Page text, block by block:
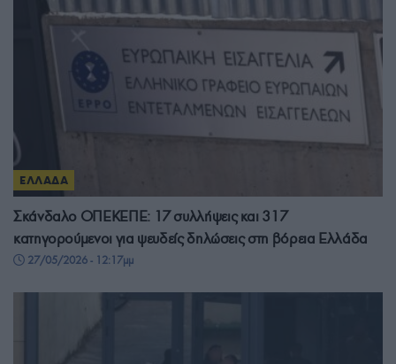
ΕΛΛΑΔΑ
Σκάνδαλο ΟΠΕΚΕΠΕ: 17 συλλήψεις και 317
κατηγορούμενοι για ψευδείς δηλώσεις στη βόρεια Ελλάδα
27/05/2026 - 12:17μμ